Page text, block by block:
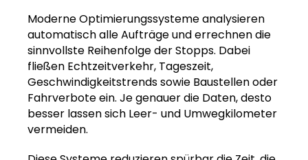
Moderne Optimierungssysteme analysieren
automatisch alle Aufträge und errechnen die
sinnvollste Reihenfolge der Stopps. Dabei
fließen Echtzeitverkehr, Tageszeit,
Geschwindigkeitstrends sowie Baustellen oder
Fahrverbote ein. Je genauer die Daten, desto
besser lassen sich Leer- und Umwegkilometer
vermeiden.